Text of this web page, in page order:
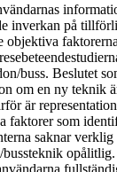
inverkan på
objektiva
buss. Beslutet
om en ny teknik
är
faktorer som
saknar